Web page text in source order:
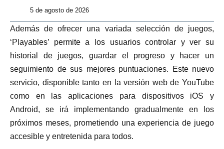
5 de agosto de 2026
Además de ofrecer una variada selección de juegos,
‘Playables’ permite a los usuarios controlar y ver su
historial de juegos, guardar el progreso y hacer un
seguimiento de sus mejores puntuaciones. Este nuevo
servicio, disponible tanto en la versión web de YouTube
como en las aplicaciones para dispositivos iOS y
Android, se irá implementando gradualmente en los
próximos meses, prometiendo una experiencia de juego
accesible y entretenida para todos.